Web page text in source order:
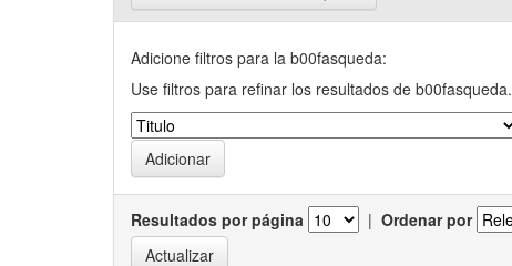
Adicione filtros para la b00fasqueda:
Use filtros para refinar los resultados de b00fasqueda.
Resultados por página | Ordenar por